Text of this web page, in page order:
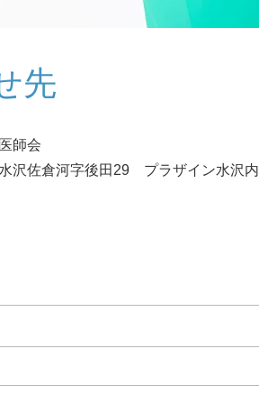
先
師会
沢佐倉河字後田29 プラザイン水沢内